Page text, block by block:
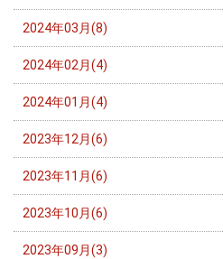
2024年03月(8)
2024年02月(4)
2024年01月(4)
2023年12月(6)
2023年11月(6)
2023年10月(6)
2023年09月(3)